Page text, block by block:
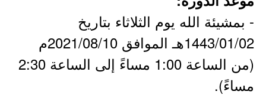
- بمشيئة الله يوم الثلاثاء بتاريخ
1443/01/02هـ الموافق 2021/08/10م
(من الساعة 1:00 مساءً إلى الساعة 2:30
مساءً).